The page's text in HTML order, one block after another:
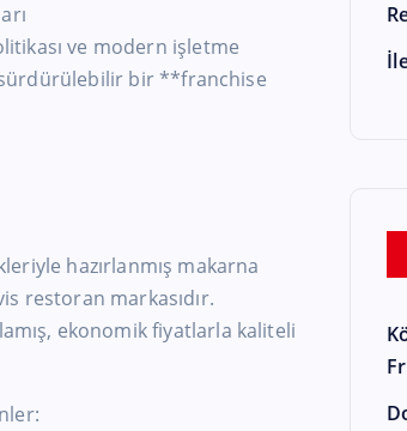
ve modern işletme
sürdürülebilir bir **franchise
hazırlanmış makarna
restoran markasıdır.
ekonomik fiyatlarla kaliteli